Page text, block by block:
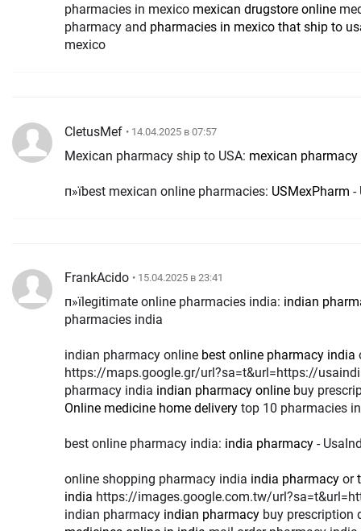
pharmacies in mexico mexican drugstore online
pharmacy and pharmacies in mexico that ship to
mexico
CletusMef • 14.04.2025 в 07:57
Mexican pharmacy ship to USA: mexican pharmacy
п»їbest mexican online pharmacies: USMexPharm -
FrankAcido • 15.04.2025 в 23:41
п»їlegitimate online pharmacies india: indian
pharmacies india
indian pharmacy online best online pharmacy india
https://maps.google.gr/url?sa=t&url=https://
pharmacy india indian pharmacy online buy
Online medicine home delivery top 10 pharmacies
best online pharmacy india: india pharmacy -
online shopping pharmacy india india pharmacy or
india
indian pharmacy indian pharmacy buy